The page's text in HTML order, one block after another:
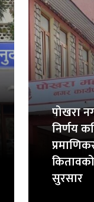
पोखरा
निर्णय
सुरसार